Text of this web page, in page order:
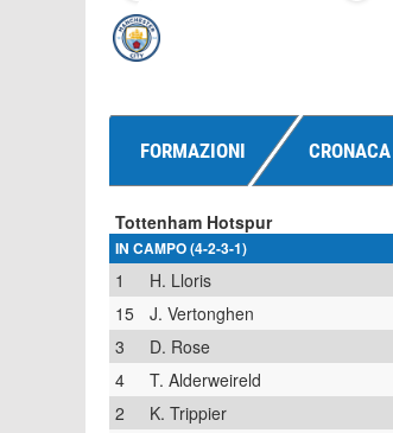
FORMAZIONI CRONACA
Tottenham Hotspur
IN CAMPO (4-2-3-1)
1 H. Lloris
15
J. Vertonghen
3
D. Rose
4
T. Alderweireld
2
K. Trippier